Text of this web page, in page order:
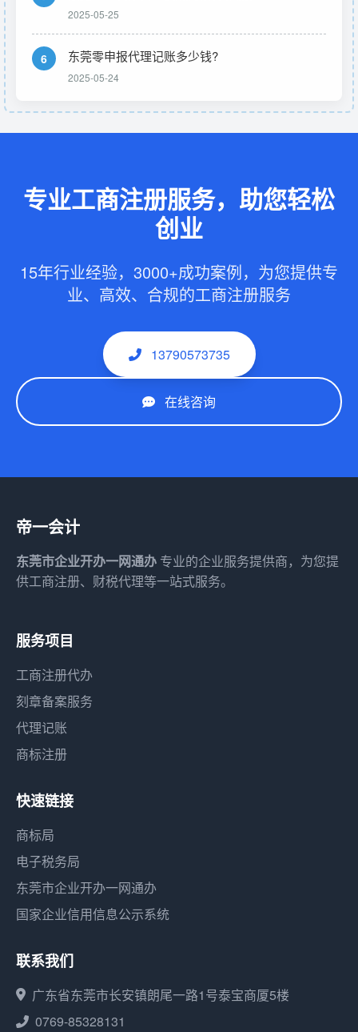
2025-05-25
6 东莞零申报代理记账多少钱?
2025-05-24
专业工商注册服务，助您轻松
创业
15年行业经验，3000+成功案例，为您提供专
业、高效、合规的工商注册服务
13790573735
在线咨询
帝一会计
东莞市企业开办一网通办 专业的企业服务提供商，为您提
供工商注册、财税代理等一站式服务。
服务项目
工商注册代办
刻章备案服务
代理记账
商标注册
快速链接
商标局
电子税务局
东莞市企业开办一网通办
国家企业信用信息公示系统
联系我们
广东省东莞市长安镇朗尾一路1号泰宝商厦5楼
0769-85328131